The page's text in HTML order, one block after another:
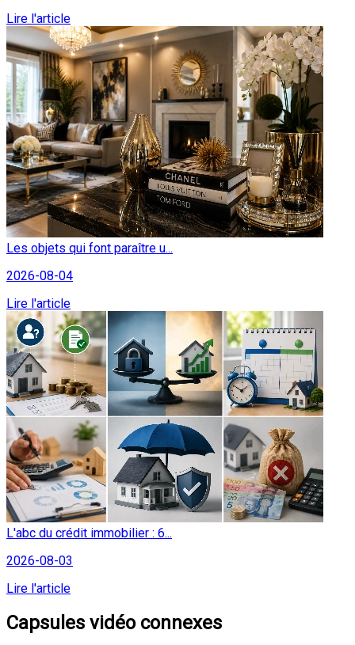
Lire l'article
Les objets qui font paraître u...
2026-08-04
Lire l'article
L'abc du crédit immobilier : 6...
2026-08-03
Lire l'article
Capsules vidéo connexes